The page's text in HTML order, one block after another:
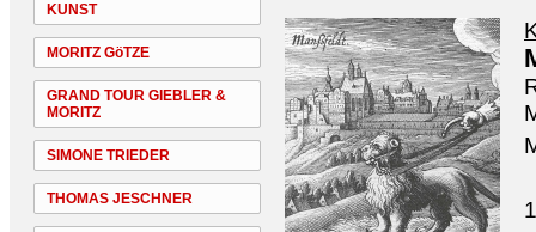
KUNST
MORITZ GöTZE
GRAND TOUR GIEBLER &
MORITZ
SIMONE TRIEDER
THOMAS JESCHNER